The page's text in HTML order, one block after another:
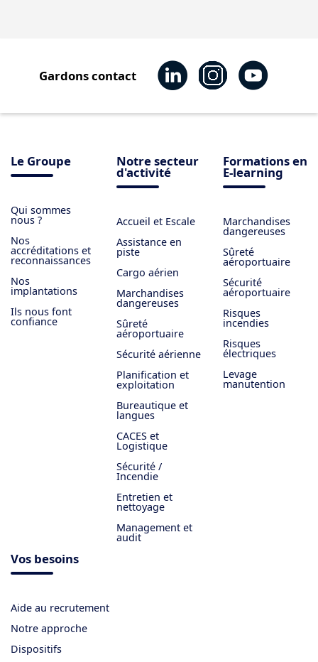
Gardons contact
Le Groupe
Qui sommes
nous ?
Nos
accréditations et
reconnaissances
Nos
implantations
Ils nous font
confiance
Notre secteur
d'activité
Accueil et Escale
Assistance en
piste
Cargo aérien
Marchandises
dangereuses
Sûreté
aéroportuaire
Sécurité aérienne
Planification et
exploitation
Bureautique et
langues
CACES et
Logistique
Sécurité /
Incendie
Entretien et
nettoyage
Management et
audit
Formations en
E-learning
Marchandises
dangereuses
Sûreté
aéroportuaire
Sécurité
aéroportuaire
Risques
incendies
Risques
électriques
Levage
manutention
Vos besoins
Aide au recrutement
Notre approche
Dispositifs